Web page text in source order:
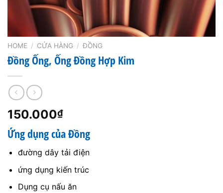
HOME / CỬA HÀNG / ĐỒNG
Đồng Ống, Ống Đồng Hợp Kim
150.000₫
Ứng dụng của Đồng
đường dây tải điện
ứng dụng kiến ​​trúc
Dụng cụ nấu ăn